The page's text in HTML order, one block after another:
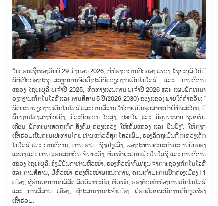
ໃນຕອນເຊົ້າຂອງວັນທີ 29 ມັງກອນ 2026, ທີ່ຫ້ອງວ່າການປົກຄອງ ແຂວງ ໄຊຍະບູລີ ໄດ້ມີ
ພິທີເປີດກອງປະຊຸມສະຫຼຸບການຈັດຕັ້ງປະຕິບັດວຽກງານເຕັກໂນໂລຊີ ແລະ ການສື່ສານ
ແຂວງ ໄຊຍະບູລີ ປະຈໍາປີ 2025, ທິດທາງແຜນການ ປະຈໍາປີ 2026 ແລະ ແຜນພັດທະນາ
ວຽກງານເຕັກໂນໂລຊີ ແລະ ການສື່ສານ 5 ປີ (2026-2030) ຂອງ ແຂວງ ພາຍໃຕ້ຄໍາຂວັນ: “
ພັດທະນາວຽກງານເຕັກໂນໂລຊີ ແລະ ການສື່ສານ ໃຫ້ກາຍເປັນອຸດສາຫະກຳທີ່ທັນສະໄໝ, ມີ
ພື້ນຖານໂຄງລ່າງທົ່ວເຖິງ, ມີລະບົບຄວາມໄວສູງ, ປອດໄພ ແລະ ມີຄຸນນະພາບ ຊ່ວຍຂັບ
ເຄື່ອນ ພັດທະນາເສດຖະກິດ-ສັງຄົມ ຂອງແຂວງ ໃຫ້ເຂັ້ມແຂວງ ແລະ ຢືນຢົງ”. ໃຫ້ກຽດ
ເຂົ້າຮ່ວມເປັນຄະນະປະທານໂດຍ ທ່ານ ແກ້ວວີສຸກ ໂສລະພົມ, ຮອງລັດຖະມົນຕີ ກະຊວງເຕັກ
ໂນໂລຊີ ແລະ ການສື່ສານ, ທ່ານ ອາເມ ຊົງເຢ້ຽເລັ່ງ, ຮອງປະທານຄະນະກຳມະການປົກຄອງ
ແຂວງ ແລະ ທ່ານ ສອນສະຫວັນ ຈັນທະວົງ, ຫົວໜ້າພະແນກເຕັກໂນໂລຊີ ແລະ ການສື່ສານ
ແຂວງ ໄຊຍະບູລີ, ຊຶ່ງມີບັນດາທ່ານຫົວໜ້າ, ຮອງຫົວໜ້າກົມ/ສູນ ຈາກກະຊວງເຕັກໂນໂລຊີ
ແລະ ການສື່ສານ, ມີຫົວໜ້າ, ຮອງຫົວໜ້າພະແນກການ, ຄະນະກຳມະການປົກຄອງເມືອງ 11
ເມືອງ, ຜູ້ອໍານວຍການບໍລິສັດ ລັດວິສາຫະກິດ, ຫົວໜ້າ, ຮອງຫົວໜ້າຫ້ອງການເຕັກໂນໂລຊີ
ແລະ ການສື່ສານ ເມືອງ, ຜູ້ປະສານງານປະຈຳເມືອງ ພ້ອມດ້ວຍພະນັກງານທີ່ກ່ຽວຂ້ອງ
ເຂົ້າຮ່ວມ.